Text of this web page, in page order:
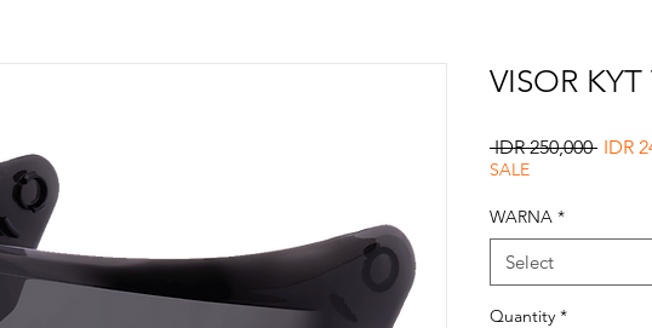
VISOR
IDR 250,000 IDR
SALE
WARNA *
Select
Quantity *